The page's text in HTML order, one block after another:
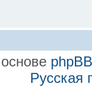
phpBB
Русская